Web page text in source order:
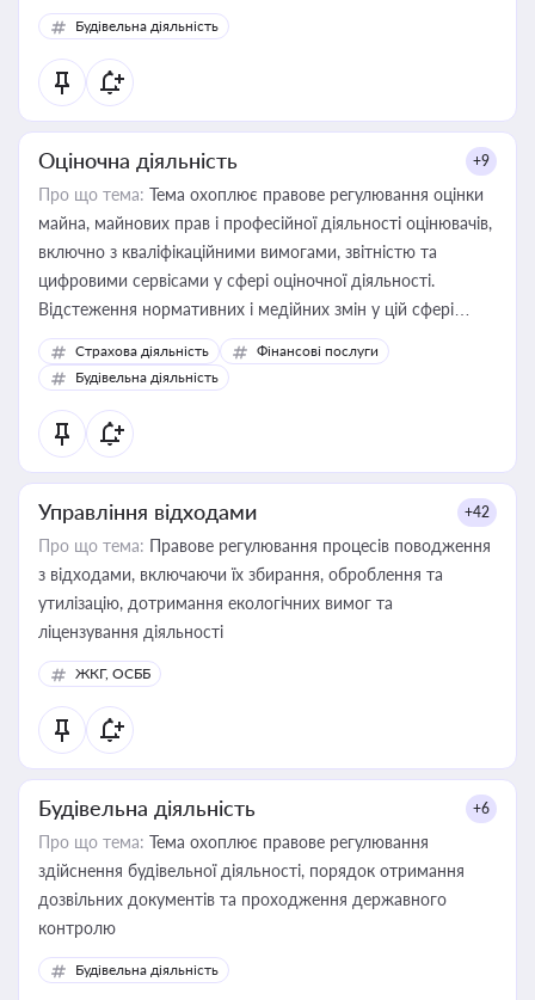
Будівельна діяльність
Оціночна діяльність +9
Про що тема: Тема охоплює правове регулювання оцінки
майна, майнових прав і професійної діяльності оцінювачів,
включно з кваліфікаційними вимогами, звітністю та
цифровими сервісами у сфері оціночної діяльності.
Відстеження нормативних і медійних змін у цій сфері
корисне для власника бізнесу, керівника, юриста або
бухгалтера під час оподаткування, приватизації, оренди
державного майна, корпоративних угод і перевірки
статусу суб'єктів оціночної діяльності
Страхова діяльність
Фінансові послуги
Будівельна діяльність
Управління відходами +42
Про що тема: Правове регулювання процесів поводження
з відходами, включаючи їх збирання, оброблення та
утилізацію, дотримання екологічних вимог та
ліцензування діяльності
ЖКГ, ОСББ
Будівельна діяльність +6
Про що тема: Тема охоплює правове регулювання
здійснення будівельної діяльності, порядок отримання
дозвільних документів та проходження державного
контролю
Будівельна діяльність